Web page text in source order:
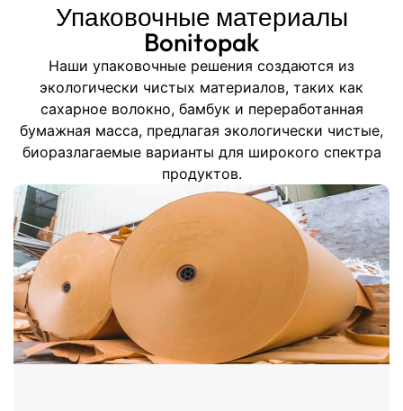
Упаковочные материалы
Bonitopak
Наши упаковочные решения создаются из
экологически чистых материалов, таких как
сахарное волокно, бамбук и переработанная
бумажная масса, предлагая экологически чистые,
биоразлагаемые варианты для широкого спектра
продуктов.